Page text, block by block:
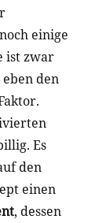
einige
ist zwar
den
Es
den
einen
, dessen